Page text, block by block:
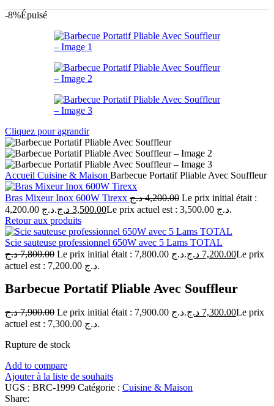
-8%Épuisé
Cliquez pour agrandir
Accueil Cuisine & Maison Barbecue Portatif Pliable Avec Souffleur
Bras Mixeur Inox 600W Tirexx 4,200.00 د.ج
Le prix initial était :
4,200.00 د.ج.
3,500.00 د.ج
Le prix actuel est : 3,500.00 د.ج.
Retour aux produits
Scie sauteuse professionnel 650W avec 5 Lams TOTAL
7,800.00 د.ج Le prix initial était : 7,800.00 د.ج. 7,200.00 د.ج
Le prix
actuel est : 7,200.00 د.ج.
Barbecue Portatif Pliable Avec Souffleur
7,900.00 د.ج Le prix initial était : 7,900.00 د.ج. 7,300.00 د.ج
Le prix
actuel est : 7,300.00 د.ج.
Rupture de stock
Add to compare
Ajouter à la liste de souhaits
UGS : BRC-1999 Catégorie : Cuisine & Maison
Share: